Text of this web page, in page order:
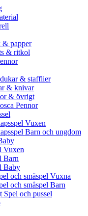
& papper
& ritkol
& stafflier
& knivar
& övrigt
Pennor
Vuxen
Barn och ungdom
Vuxen
Barn
Baby
och småspel Vuxna
och småspel Barn
Spel och pussel